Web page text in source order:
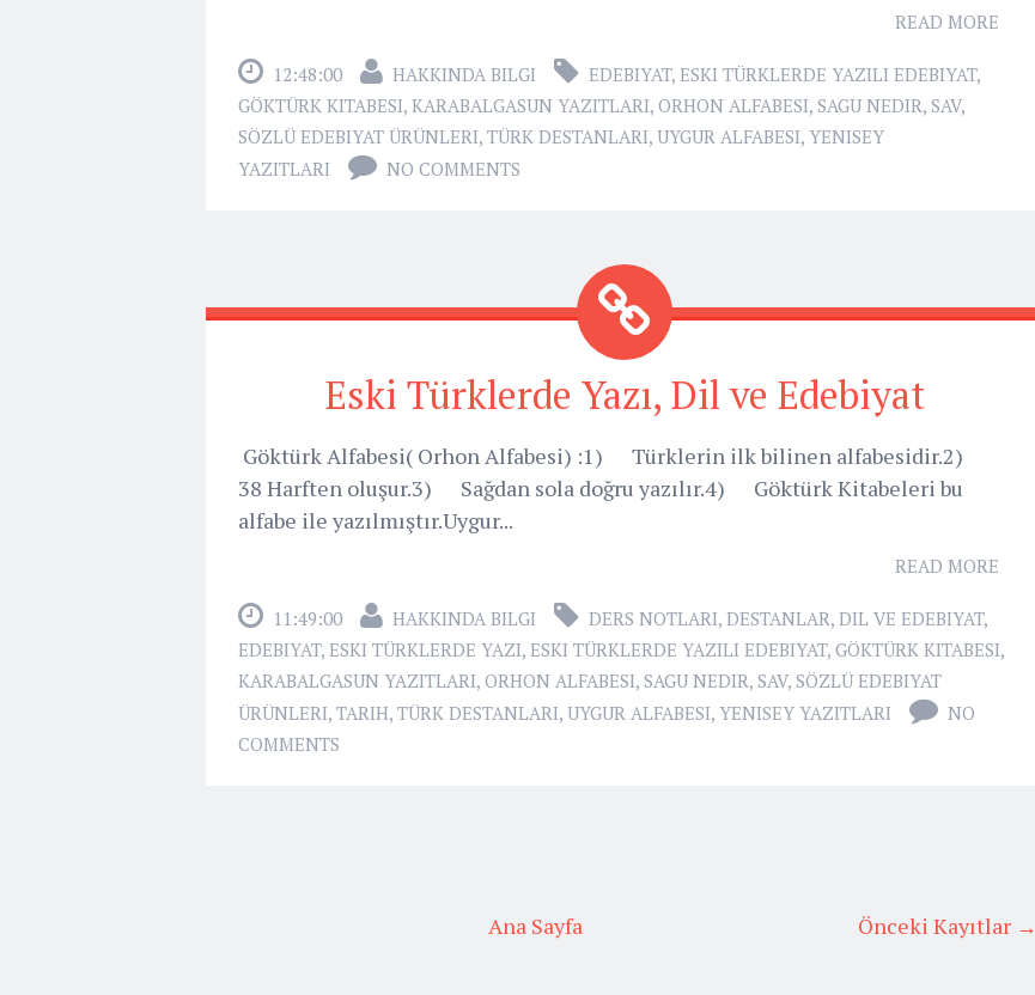
READ MORE
12:48:00 HAKKINDA BILGI EDEBIYAT, ESKI TÜRKLERDE YAZILI EDEBIYAT,
GÖKTÜRK KITABESI, KARABALGASUN YAZITLARI, ORHON ALFABESI, SAGU NEDIR, SAV,
SÖZLÜ EDEBIYAT ÜRÜNLERI, TÜRK DESTANLARI, UYGUR ALFABESI, YENISEY
YAZITLARI
NO COMMENTS
Eski Türklerde Yazı, Dil ve Edebiyat
Göktürk Alfabesi( Orhon Alfabesi) :1) Türklerin ilk bilinen alfabesidir.2)
38 Harften oluşur.3) Sağdan sola doğru yazılır.4) Göktürk Kitabeleri bu
alfabe ile yazılmıştır.Uygur...
READ MORE
11:49:00 HAKKINDA BILGI DERS NOTLARI, DESTANLAR, DIL VE EDEBIYAT,
EDEBIYAT, ESKI TÜRKLERDE YAZI, ESKI TÜRKLERDE YAZILI EDEBIYAT, GÖKTÜRK KITABESI,
KARABALGASUN YAZITLARI, ORHON ALFABESI, SAGU NEDIR, SAV, SÖZLÜ EDEBIYAT
ÜRÜNLERI, TARIH, TÜRK DESTANLARI, UYGUR ALFABESI, YENISEY YAZITLARI
NO
COMMENTS
Önceki Kayıtlar →
Ana Sayfa